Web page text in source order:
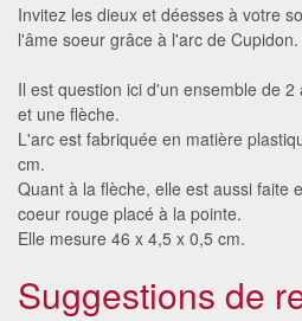
Invitez les dieux et déesses à votre
l'âme soeur grâce à l'arc de Cupidon.
Il est question ici d'un ensemble de
et une flèche.
L'arc est fabriquée en matière
cm.
Quant à la flèche, elle est aussi faite
coeur rouge placé à la pointe.
Elle mesure 46 x 4,5 x 0,5 cm.
Suggestions de